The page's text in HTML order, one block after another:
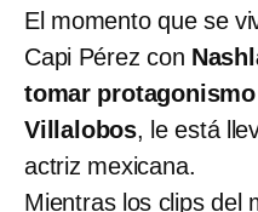
El momento que se
Capi Pérez con
tomar
Villalobos, le está
actriz mexicana.
Mientras los clips del